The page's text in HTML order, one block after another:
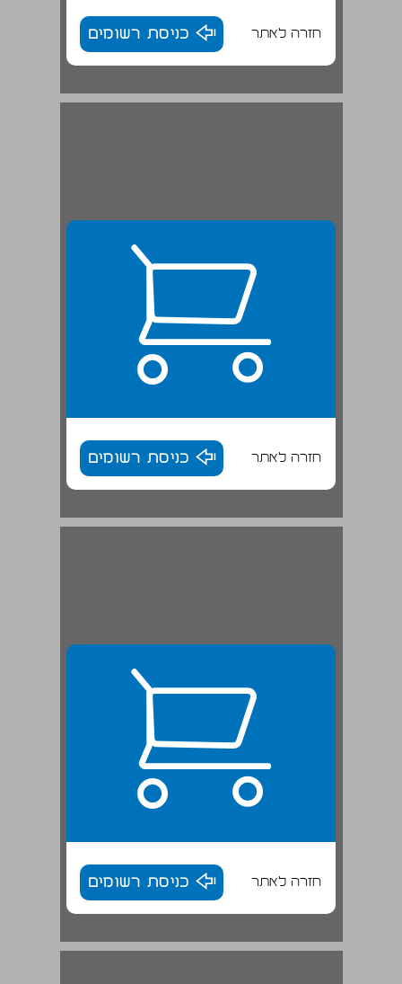
חזרה לאתר כניסת רשומים
תיאור חמשת כתבי־היד הכלולים במנגנון ... 23
חזרה לאתר כניסת רשומים
חזרה לאתר כניסת רשומים
דרך הצגת נוסח ה'פנים' וחילופי הגירסאות ... 25